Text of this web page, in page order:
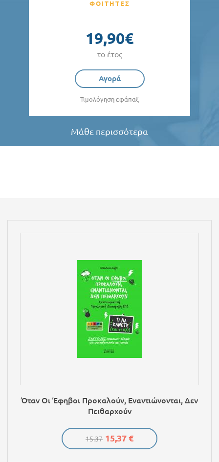
ΦΟΙΤΗΤΕΣ
19,90€
το έτος
Αγορά
Τιμολόγηση εφάπαξ
Μάθε περισσότερα
Όταν Οι Έφηβοι Προκαλούν, Εναντιώνονται, Δεν
Πειθαρχούν
15.37 15,37 €